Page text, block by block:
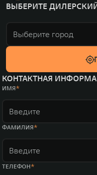
ВЫБЕРИТЕ
Выберите город
КОНТАКТНАЯ
ИМЯ
ФАМИЛИЯ
ТЕЛЕФОН